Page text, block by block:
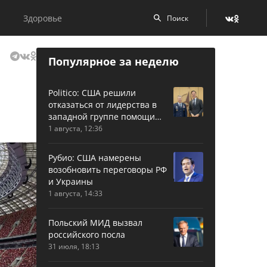
Здоровье
Популярное за неделю
Politico: США решили
отказаться от лидерства в
западной группе помощи
Украине
1 августа, 12:36
Рубио: США намерены
возобновить переговоры РФ
и Украины
1 августа, 14:33
Польский МИД вызвал
российского посла
31 июля, 18:13